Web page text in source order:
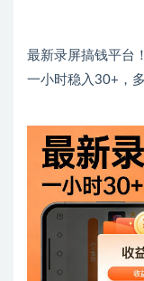
最新录屏搞钱平台
一小时稳入30+，